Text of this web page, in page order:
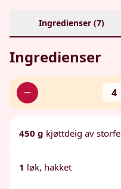
Ingredienser (7)
Ingredienser
4
450 g kjøttdeig av storfe
1 løk, hakket